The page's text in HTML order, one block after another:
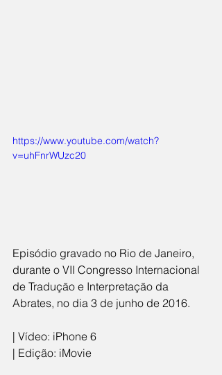
https://www.youtube.com/watch?
v=uhFnrWUzc20
​Episódio gravado no Rio de Janeiro,
durante o VII Congresso Internacional
de Tradução e Interpretação da
Abrates, no dia 3 de junho de 2016.
| Vídeo: iPhone 6
| Edição: iMovie